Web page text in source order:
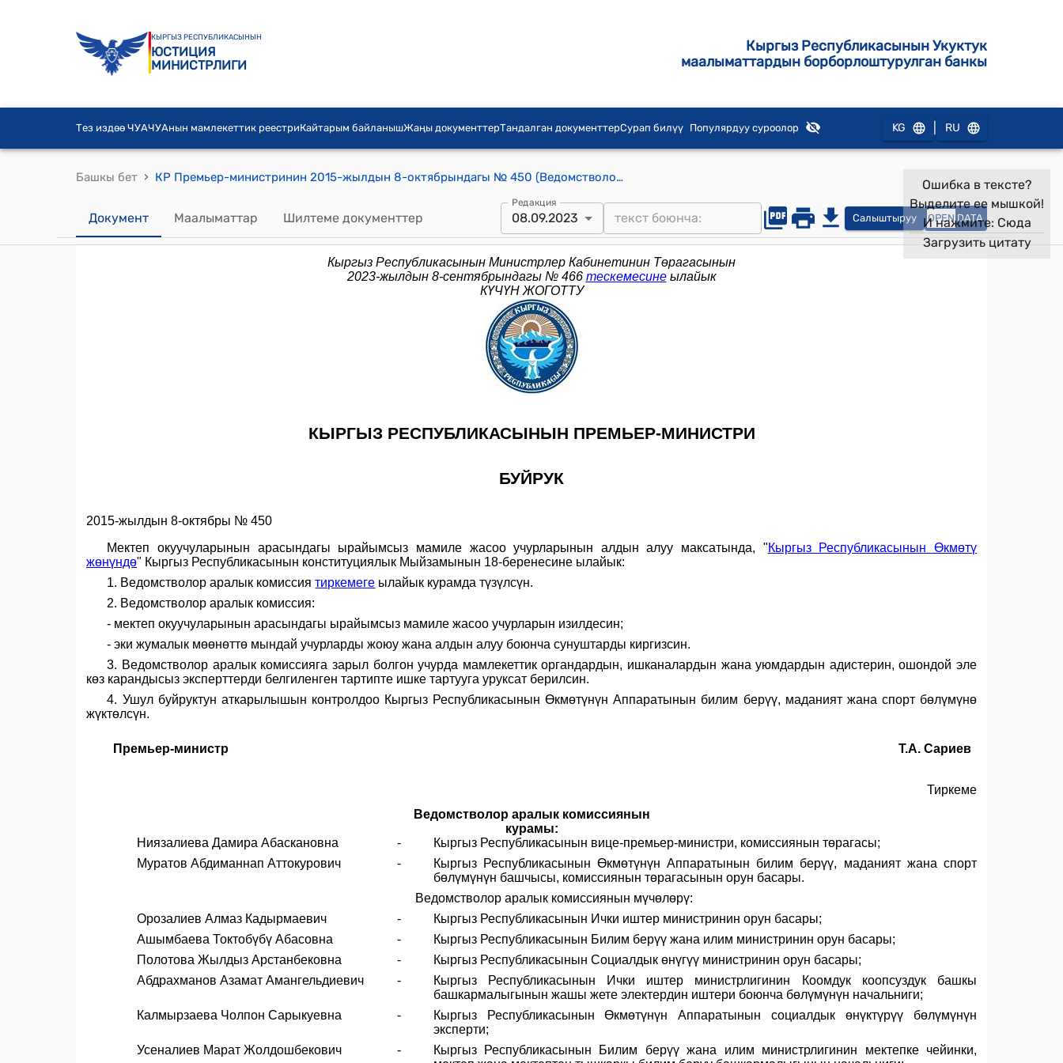
КЫРГЫЗ РЕСПУБЛИКАСЫНЫН
ЮСТИЦИЯ
МИНИСТРЛИГИ
Кыргыз Республикасынын Укуктук
маалыматтардын борборлоштурулган банкы
Тез издөө ЧУАЧУАнын мамлекеттик реестриКайтарым байланышЖаңы документтерТандалган документтерСурап билүү Популярдуу суроолор KG RU
Башкы бет › КР Премьер-министринин 2015-жылдын 8-октябрындагы № 450 (Ведомстволор аралык комиссиянын курамын түзүү тууралу) буйругу
Документ Маалыматтар Шилтеме документтер
Редакция
08.09.2023 Салыштыруу OPEN DATA
Ошибка в тексте?
Выделите ее мышкой!
И нажмите: Сюда
Загрузить цитату